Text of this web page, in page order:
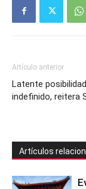
Artículo anterior
Latente
indefinido, reitera
Artículos